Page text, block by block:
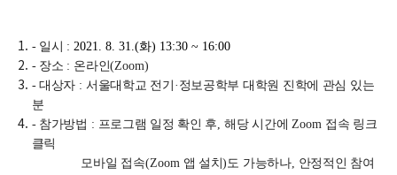
연구실/연구소
연구실
연구소
세미나 영상
e-TEC Talks
전기정보세미나
- 일시 :2021. 8. 31.(화) 13:30 ~ 16:00
- 장소 : 온라인(Zoom)
- 대상자 : 서울대학교 전기 · 정보공학부 대학원 진학에 관심 있는
분
- 참가방법 : 프로그램 일정 확인 후,해당 시간에Zoom 접속 링크
클릭
모바일 접속(Zoom 앱 설치)도 가능하나, 안정적인 참여